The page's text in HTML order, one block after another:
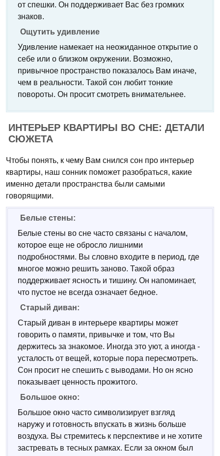
от спешки. Он поддерживает Вас без громких
знаков.
Ощутить удивление
Удивление намекает на неожиданное открытие о
себе или о близком окружении. Возможно,
привычное пространство показалось Вам иначе,
чем в реальности. Такой сон любит тонкие
повороты. Он просит смотреть внимательнее.
ИНТЕРЬЕР КВАРТИРЫ ВО СНЕ: ДЕТАЛИ
СЮЖЕТА
Чтобы понять, к чему Вам снился сон про интерьер
квартиры, наш сонник поможет разобраться, какие
именно детали пространства были самыми
говорящими.
Белые стены:
Белые стены во сне часто связаны с началом,
которое еще не обросло лишними
подробностями. Вы словно входите в период, где
многое можно решить заново. Такой образ
поддерживает ясность и тишину. Он напоминает,
что пустое не всегда означает бедное.
Старый диван:
Старый диван в интерьере квартиры может
говорить о памяти, привычке и том, что Вы
держитесь за знакомое. Иногда это уют, а иногда -
усталость от вещей, которые пора пересмотреть.
Сон просит не спешить с выводами. Но он ясно
показывает ценность прожитого.
Большое окно:
Большое окно часто символизирует взгляд
наружу и готовность впускать в жизнь больше
воздуха. Вы стремитесь к перспективе и не хотите
застревать в тесных рамках. Если за окном был